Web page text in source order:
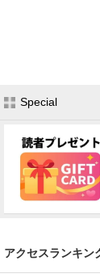
Special
アクセスランキン